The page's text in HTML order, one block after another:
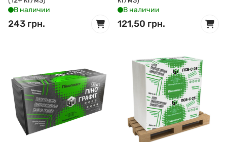
В наличии
243 грн.
В наличии
121,50 грн.